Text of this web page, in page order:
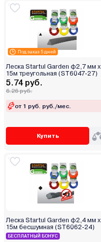
Под заказ 5 дней
Леска Startul Garden ф2,7 мм х
15м треугольная (ST6047-27)
5.74 руб.
6.26 руб.
от 1 руб. руб./мес.
Купить
Леска Startul Garden ф2,4 мм х
15м бесшумная (ST6062-24)
БЕСПЛАТНЫЙ БОНУС